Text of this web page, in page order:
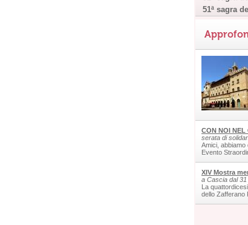
51ª sagra
CON NOI
serata di
Amici,
Evento
XIV Mostra
a Cascia dal
La
dello Zafferano